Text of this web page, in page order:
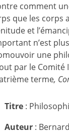
comment
que les corps
et
n’est
une
par le
terme,
Titre:
Auteur: